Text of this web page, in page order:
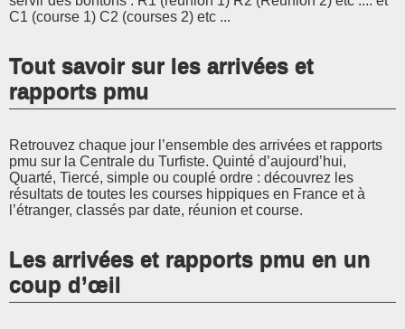
C1 (course 1) C2 (courses 2) etc ...
Tout savoir sur les arrivées et
rapports pmu
Retrouvez chaque jour l’ensemble des arrivées et rapports
pmu sur la Centrale du Turfiste. Quinté d’aujourd’hui,
Quarté, Tiercé, simple ou couplé ordre : découvrez les
résultats de toutes les courses hippiques en France et à
l’étranger, classés par date, réunion et course.
Les arrivées et rapports pmu en un
coup d’œil